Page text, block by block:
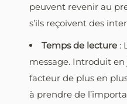
peuvent revenir au
s’ils reçoivent des
Temps de lecture :
message. Introduit en
facteur de plus en
à prendre de